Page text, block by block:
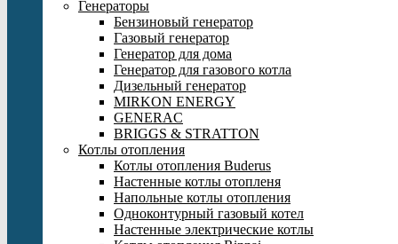
Генераторы
Бензиновый генератор
Газовый генератор
Генератор для дома
Генератор для газового котла
Дизельный генератор
MIRKON ENERGY
GENERAC
BRIGGS & STRATTON
Котлы отопления
Котлы отопления Buderus
Настенные котлы отопленя
Напольные котлы отопления
Одноконтурный газовый котел
Настенные электрические котлы